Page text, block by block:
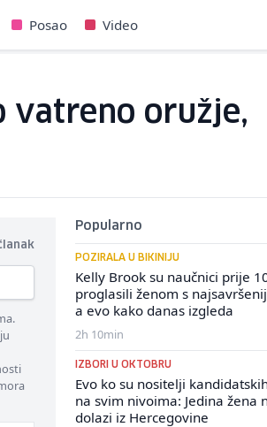
Posao Video
vatreno oružje,
Popularno
POZIRALA U BIKINIJU
Kelly Brook su naučnici prije
proglasili ženom s
a evo kako danas izgleda
2h 10min
IZBORI U OKTOBRU
Evo ko su nositelji
na svim nivoima: Jedina žena
dolazi iz Hercegovine